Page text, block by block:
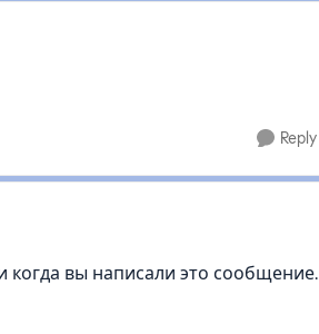
Reply
вы написали это сообщение.